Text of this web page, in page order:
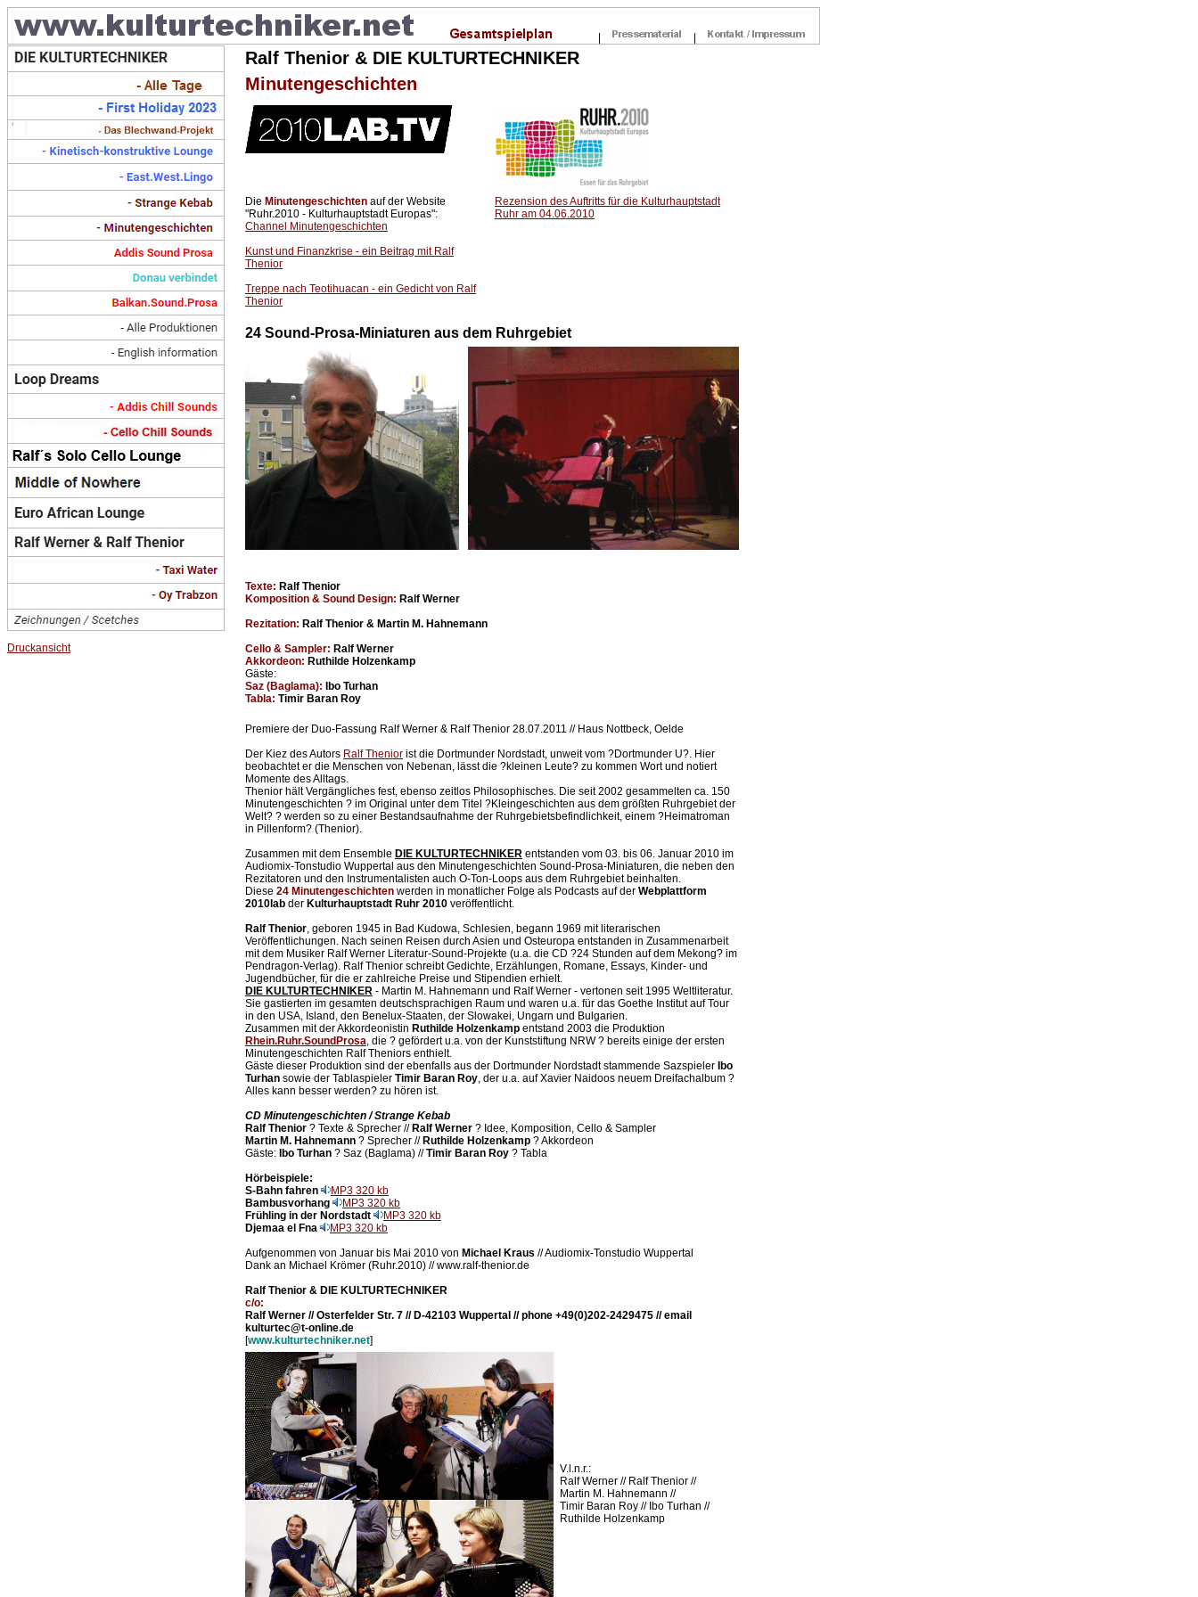
Druckansicht
Ralf Thenior & DIE KULTURTECHNIKER
Minutengeschichten
Die Minutengeschichten auf der Website
"Ruhr.2010 - Kulturhauptstadt Europas":
Channel Minutengeschichten
Kunst und Finanzkrise - ein Beitrag mit Ralf
Thenior
Treppe nach Teotihuacan - ein Gedicht von Ralf
Thenior
Rezension des Auftritts für die Kulturhauptstadt
Ruhr am 04.06.2010
24 Sound-Prosa-Miniaturen aus dem Ruhrgebiet
Texte: Ralf Thenior
Komposition & Sound Design: Ralf Werner
Rezitation: Ralf Thenior & Martin M. Hahnemann
Cello & Sampler: Ralf Werner
Akkordeon: Ruthilde Holzenkamp
Gäste:
Saz (Baglama): Ibo Turhan
Tabla: Timir Baran Roy
Premiere der Duo-Fassung Ralf Werner & Ralf Thenior 28.07.2011 // Haus Nottbeck, Oelde
Der Kiez des Autors Ralf Thenior ist die Dortmunder Nordstadt, unweit vom ?Dortmunder U?. Hier
beobachtet er die Menschen von Nebenan, lässt die ?kleinen Leute? zu kommen Wort und notiert
Momente des Alltags.
Thenior hält Vergängliches fest, ebenso zeitlos Philosophisches. Die seit 2002 gesammelten ca. 150
Minutengeschichten ? im Original unter dem Titel ?Kleingeschichten aus dem größten Ruhrgebiet der
Welt? ? werden so zu einer Bestandsaufnahme der Ruhrgebietsbefindlichkeit, einem ?Heimatroman
in Pillenform? (Thenior).
Zusammen mit dem Ensemble DIE KULTURTECHNIKER entstanden vom 03. bis 06. Januar 2010 im
Audiomix-Tonstudio Wuppertal aus den Minutengeschichten Sound-Prosa-Miniaturen, die neben den
Rezitatoren und den Instrumentalisten auch O-Ton-Loops aus dem Ruhrgebiet beinhalten.
Diese 24 Minutengeschichten werden in monatlicher Folge als Podcasts auf der Webplattform
2010lab der Kulturhauptstadt Ruhr 2010 veröffentlicht.
Ralf Thenior, geboren 1945 in Bad Kudowa, Schlesien, begann 1969 mit literarischen
Veröffentlichungen. Nach seinen Reisen durch Asien und Osteuropa entstanden in Zusammenarbeit
mit dem Musiker Ralf Werner Literatur-Sound-Projekte (u.a. die CD ?24 Stunden auf dem Mekong? im
Pendragon-Verlag). Ralf Thenior schreibt Gedichte, Erzählungen, Romane, Essays, Kinder- und
Jugendbücher, für die er zahlreiche Preise und Stipendien erhielt.
DIE KULTURTECHNIKER - Martin M. Hahnemann und Ralf Werner - vertonen seit 1995 Weltliteratur.
Sie gastierten im gesamten deutschsprachigen Raum und waren u.a. für das Goethe Institut auf Tour
in den USA, Island, den Benelux-Staaten, der Slowakei, Ungarn und Bulgarien.
Zusammen mit der Akkordeonistin Ruthilde Holzenkamp entstand 2003 die Produktion
Rhein.Ruhr.SoundProsa, die ? gefördert u.a. von der Kunststiftung NRW ? bereits einige der ersten
Minutengeschichten Ralf Theniors enthielt.
Gäste dieser Produktion sind der ebenfalls aus der Dortmunder Nordstadt stammende Sazspieler Ibo
Turhan sowie der Tablaspieler Timir Baran Roy, der u.a. auf Xavier Naidoos neuem Dreifachalbum ?
Alles kann besser werden? zu hören ist.
CD Minutengeschichten / Strange Kebab
Ralf Thenior ? Texte & Sprecher // Ralf Werner ? Idee, Komposition, Cello & Sampler
Martin M. Hahnemann ? Sprecher // Ruthilde Holzenkamp ? Akkordeon
Gäste: Ibo Turhan ? Saz (Baglama) //Timir Baran Roy ? Tabla
Hörbeispiele:
S-Bahn fahren
MP3 320 kb
Bambusvorhang
MP3 320 kb
Frühling in der Nordstadt
MP3 320 kb
Djemaa el Fna
MP3 320 kb
Aufgenommen von Januar bis Mai 2010 von Michael Kraus // Audiomix-Tonstudio Wuppertal
Dank an Michael Krömer (Ruhr.2010) // www.ralf-thenior.de
Ralf Thenior & DIE KULTURTECHNIKER
c/o:
Ralf Werner // Osterfelder Str. 7 // D-42103 Wuppertal // phone +49(0)202-2429475 // email
kulturtec@t-online.de
[www.kulturtechniker.net]
V.l.n.r.:
Ralf Werner // Ralf Thenior //
Martin M. Hahnemann //
Timir Baran Roy // Ibo Turhan //
Ruthilde Holzenkamp